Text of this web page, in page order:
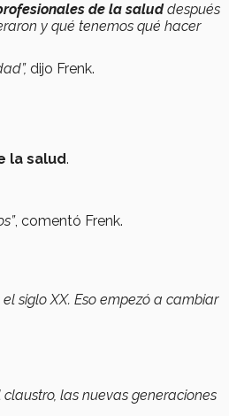
de la saluddespués
y qué tenemos qué hacer
dijo Frenk.
la salud.
, comentó Frenk.
siglo XX. Eso empezó a cambiar
las nuevas generaciones